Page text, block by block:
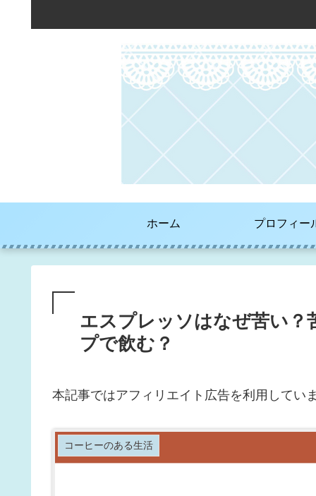
ホーム プロフィー
エスプレッソはなぜ苦い？
プで飲む？
本記事ではアフィリエイト広告を利用してい
コーヒーのある生活